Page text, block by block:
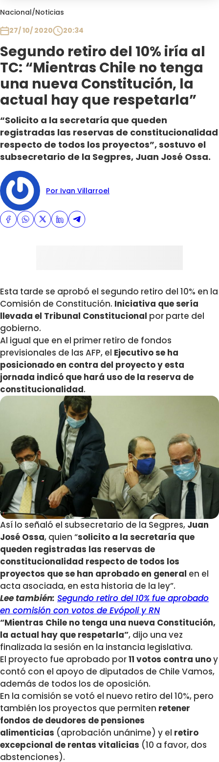
Nacional/Noticias
27/ 10/ 2020
20:34
Segundo retiro del 10% iría al
TC: “Mientras Chile no tenga
una nueva Constitución, la
actual hay que respetarla”
“Solicito a la secretaría que queden
registradas las reservas de constitucionalidad
respecto de todos los proyectos”, sostuvo el
subsecretario de la Segpres, Juan José Ossa.
Por Ivan Villarroel
Esta tarde se aprobó el segundo retiro del 10% en la
Comisión de Constitución. Iniciativa que sería
llevada el Tribunal Constitucional por parte del
gobierno.
Al igual que en el primer retiro de fondos
previsionales de las AFP, el Ejecutivo se ha
posicionado en contra del proyecto y esta
jornada indicó que hará uso de la reserva de
constitucionalidad.
Así lo señaló el subsecretario de la Segpres, Juan
José Ossa, quien “solicito a la secretaría que
queden registradas las reservas de
constitucionalidad respecto de todos los
proyectos que se han aprobado en general en el
acta asociada, en esta historia de la ley”.
Lee también: Segundo retiro del 10% fue aprobado
en comisión con votos de Evópoli y RN
“Mientras Chile no tenga una nueva Constitución,
la actual hay que respetarla”, dijo una vez
finalizada la sesión en la instancia legislativa.
El proyecto fue aprobado por11 votos contra unoy
contó con el apoyo de diputados de Chile Vamos,
además de todos los de oposición.
En la comisión se votó el nuevo retiro del 10%, pero
también los proyectos que permiten retener
fondos de deudores de pensiones
alimenticias (aprobación unánime) y el retiro
excepcional de rentas vitalicias (10 a favor, dos
abstenciones).
Club De La Comedia
Plan Perfecto
El Tiempo
Sabingo
Todos Los Programas